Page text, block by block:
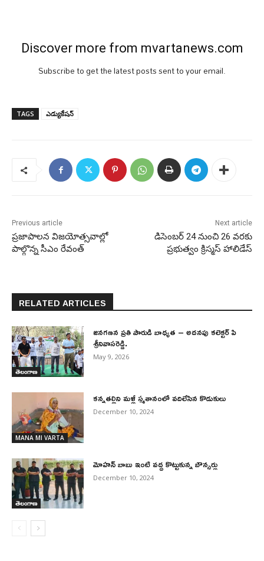
Discover more from mvartanews.com
Subscribe to get the latest posts sent to your email.
TAGS ఎడ్యుకేషన్
Previous article
ప్రజాపాలన విజయోత్సవాల్లో
పాల్గొన్న సీఎం రేవంత్
Next article
డిసెంబర్ 24 నుంచి 26 వరకు
ప్రభుత్వం క్రిస్మస్ హాలిడేస్
RELATED ARTICLES
తెలంగాణ
జనగణన ప్రతి పౌరుడి బాధ్యత – అదనపు కలెక్టర్ పి
శ్రీనివాసరెడ్డి.
May 9, 2026
MANA MI VARTA
కన్నతల్లిని మళ్లీ స్మశానంలో వదిలేసిన కొడుకులు
December 10, 2024
తెలంగాణ
మోహన్ బాబు ఇంటి వద్ద కొట్టుకున్న బౌన్సర్లు
December 10, 2024